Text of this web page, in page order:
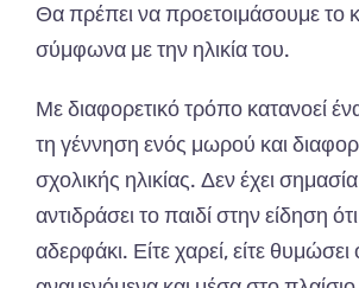
Θα πρέπει να προετοιμάσουμε το
σύμφωνα με την ηλικία του.
Με διαφορετικό τρόπο κατανοεί
τη γέννηση ενός μωρού και
σχολικής ηλικίας. Δεν έχει
αντιδράσει το παιδί στην είδηση
αδερφάκι. Είτε χαρεί, είτε θυμώσει